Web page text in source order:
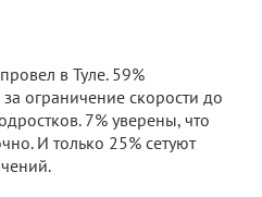
в Туле. 59%
ограничение скорости до
7% уверены, что
И только 25% сетуют